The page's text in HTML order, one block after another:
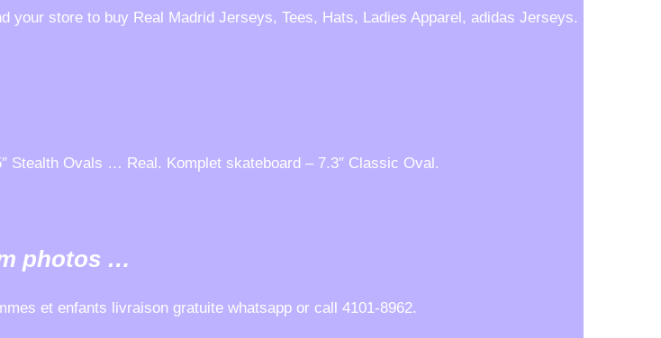
store to buy Real Madrid Jerseys, Tees, Hats, Ladies Apparel, adidas Jerseys.
Stealth Ovals … Real. Komplet skateboard – 7.3″ Classic Oval.
photos …
et enfants livraison gratuite whatsapp or call 4101-8962.